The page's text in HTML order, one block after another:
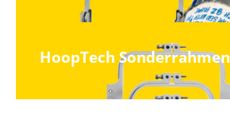
HoopTech Sonderrahmen